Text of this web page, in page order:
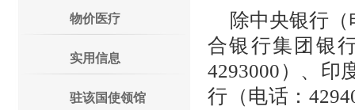
物价医疗
实用信息
驻该国使领馆
除中央银行
合银行集团银
4293000）、印
行（电话：